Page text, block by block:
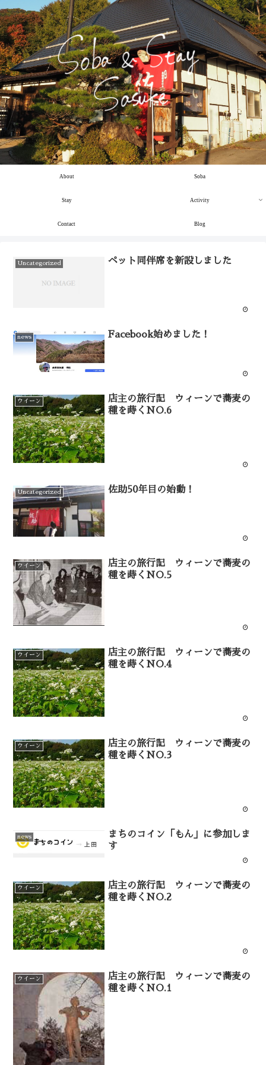
About Soba
Stay Activity
Contact Blog
Uncategorized ペット同伴席を新設しました
news Facebook始めました！
ウイーン
店主の旅行記 ウィーンで蕎麦の
種を蒔くNO.6
Uncategorized 佐助50年目の始動！
ウイーン
店主の旅行記 ウィーンで蕎麦の
種を蒔くNO.5
ウイーン
店主の旅行記 ウィーンで蕎麦の
種を蒔くNO.4
ウイーン
店主の旅行記 ウィーンで蕎麦の
種を蒔くNO.3
news
まちのコイン「もん」に参加しま
す
ウイーン
店主の旅行記 ウィーンで蕎麦の
種を蒔くNO.2
ウイーン
店主の旅行記 ウィーンで蕎麦の
種を蒔くNO.1